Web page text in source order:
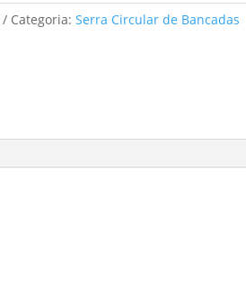
Categoria: Serra Circular de Bancadas